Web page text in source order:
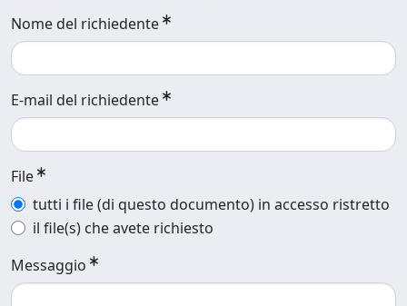
Nome del richiedente
E-mail del richiedente
File
tutti i file (di questo documento) in accesso ristretto
il file(s) che avete richiesto
Messaggio